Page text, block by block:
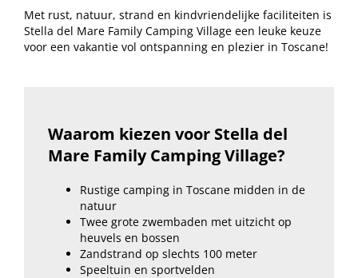
Met rust, natuur, strand en kindvriendelijke faciliteiten is
Stella del Mare Family Camping Village een leuke keuze
voor een vakantie vol ontspanning en plezier in Toscane!
Waarom kiezen voor Stella del
Mare Family Camping Village?
Rustige camping in Toscane midden in de
natuur
Twee grote zwembaden met uitzicht op
heuvels en bossen
Zandstrand op slechts 100 meter
Speeltuin en sportvelden